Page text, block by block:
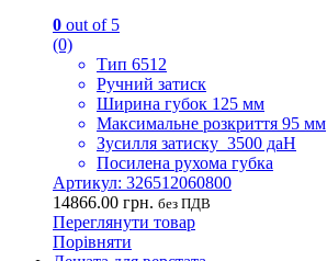
0 out of 5
(0)
Тип 6512
Ручний затиск
Ширина губок 125 мм
Максимальне розкриття 95 мм
Зусилля затиску 3500 даН
Посилена рухома губка
Артикул: 326512060800
14866.00 грн. без ПДВ
Переглянути товар
Порівняти